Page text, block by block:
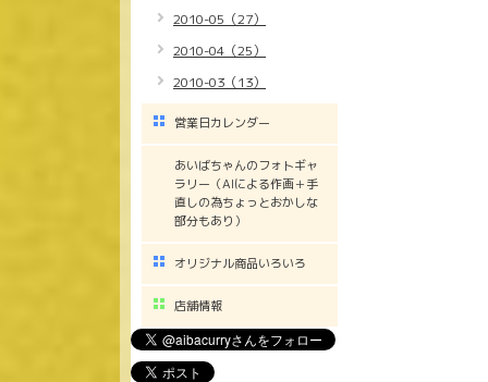
2010-05（27）
2010-04（25）
2010-03（13）
営業日カレンダー
あいばちゃんのフォトギャ
ラリー（AIによる作画＋手
直しの為ちょっとおかしな
部分もあり）
オリジナル商品いろいろ
店舗情報